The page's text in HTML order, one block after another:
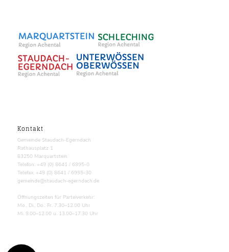
Kontakt
Gemeinde Staudach-Egerndach
Rathausplatz 1
83250 Marquartstein
Telefon: +49 (0) 8641 / 6995-0
Telefax: +49 (0) 8641 / 6995-30
gemeinde@staudach-egerndach.de
Öffnungszeiten für Parteiverkehr:
Mo., Di., Do., Fr. 7.30–12.00 Uhr
Mi. 9.00–12.00 u. 13.00–17.30 Uhr